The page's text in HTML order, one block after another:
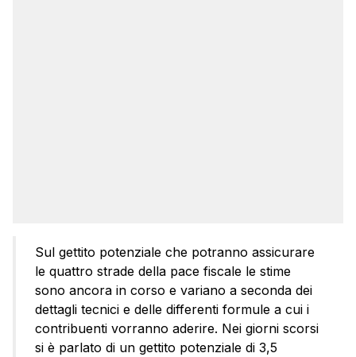
Sul gettito potenziale che potranno assicurare
le quattro strade della pace fiscale le stime
sono ancora in corso e variano a seconda dei
dettagli tecnici e delle differenti formule a cui i
contribuenti vorranno aderire. Nei giorni scorsi
si è parlato di un gettito potenziale di 3,5